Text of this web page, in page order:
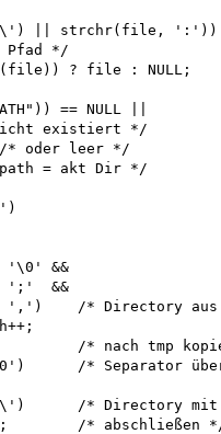
|| strchr(file, ':'))
Pfad */
? file : NULL;
== NULL ||
existiert */
* oder leer */
= akt Dir */
'\0' &&
';'  &&
',')    /* Directory
/* nach tmp
/* Separator
/* Directory
/* abschließen